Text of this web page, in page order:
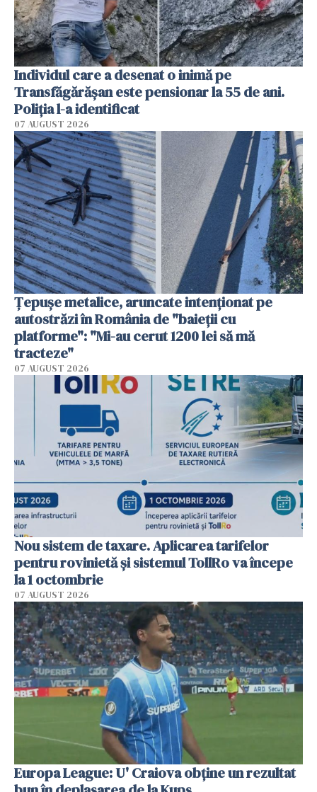
Individul care a desenat o inimă pe
Transfăgărășan este pensionar la 55 de ani.
Poliția l-a identificat
07 AUGUST 2026
Țepușe metalice, aruncate intenționat pe
autostrăzi în România de "baieții cu
platforme": "Mi-au cerut 1200 lei să mă
tracteze"
07 AUGUST 2026
Nou sistem de taxare. Aplicarea tarifelor
pentru rovinietă şi sistemul TollRo va începe
la 1 octombrie
07 AUGUST 2026
Europa League: U' Craiova obține un rezultat